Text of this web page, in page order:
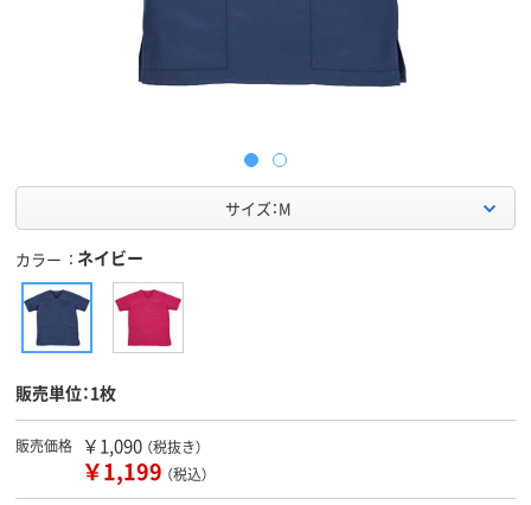
サイズ：M
カラー ネイビー
販売単位：1枚
販売価格 ￥1,090 （税抜き）
￥1,199 （税込）